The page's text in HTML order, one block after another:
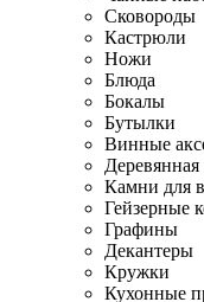
Сковороды
Кастрюли
Ножи
Блюда
Бокалы
Бутылки
Винные
Деревянная
Камни для
Гейзерные
Графины
Декантеры
Кружки
Кухонные